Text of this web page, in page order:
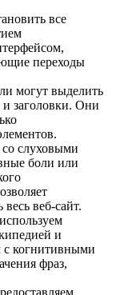
все
переходы
могут выделить
заголовки. Они
слуховыми
боли или
веб-сайт.
и
с когнитивными
фраз,